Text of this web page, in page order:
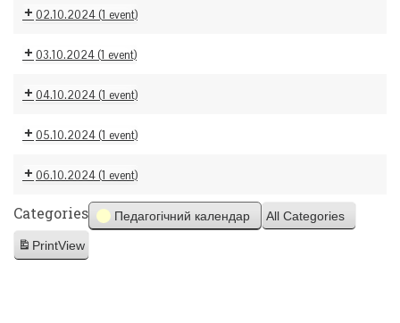
02.10.2024(1 event)
03.10.2024(1 event)
04.10.2024(1 event)
05.10.2024(1 event)
06.10.2024(1 event)
Categories Педагогічний календар All Categories
PrintView